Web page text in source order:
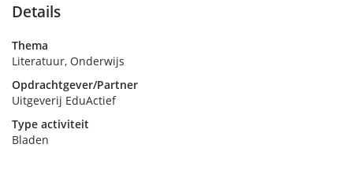
Details
Thema
Literatuur, Onderwijs
Opdrachtgever/Partner
Uitgeverij EduActief
Type activiteit
Bladen